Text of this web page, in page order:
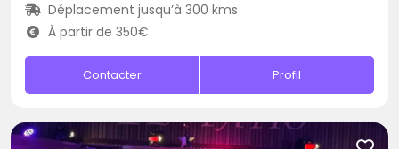
Déplacement jusqu’à 300 kms
À partir de 350€
Contacter Profil